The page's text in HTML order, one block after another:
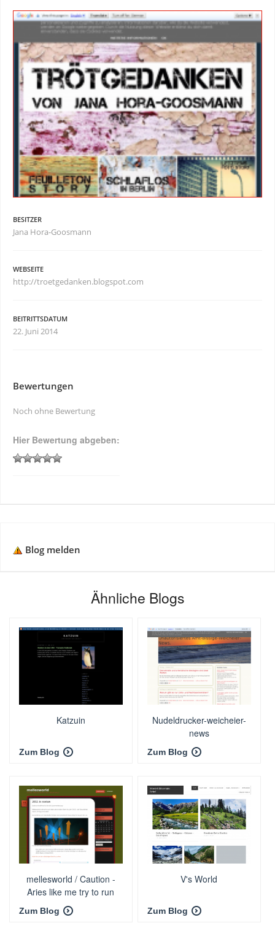
BESITZER
Jana Hora-Goosmann
WEBSEITE
http://troetgedanken.blogspot.com
BEITRITTSDATUM
22. Juni 2014
Bewertungen
Noch ohne Bewertung
Hier Bewertung abgeben:
Blog melden
Ähnliche Blogs
Katzuin
Zum Blog
Nudeldrucker-weicheier-
news
Zum Blog
mellesworld / Caution -
Aries like me try to run
trough walls!
Zum Blog
V's World
Zum Blog